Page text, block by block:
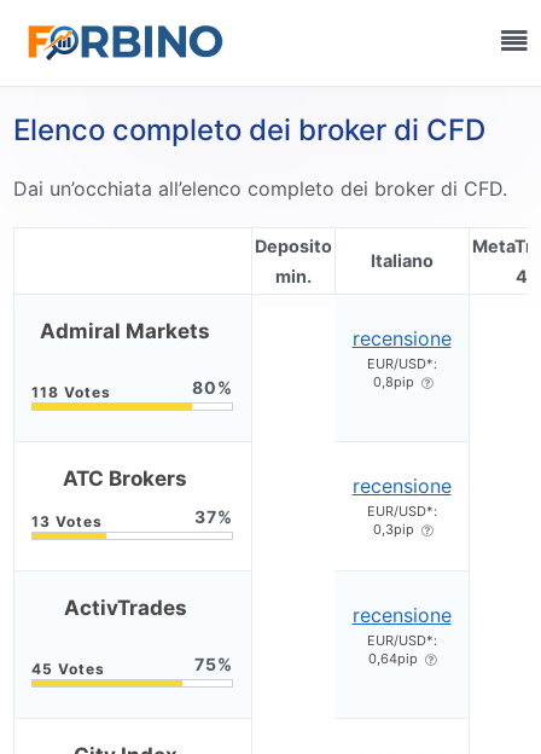
Elenco completo dei broker di CFD
Dai un’occhiata all’elenco completo dei broker di CFD.
Deposito
min.
Italiano
4
Admiral Markets
80
recensione
EUR/USD*:
0,8pip
ATC Brokers
37
recensione
EUR/USD*:
0,3pip
ActivTrades
75
recensione
EUR/USD*:
0,64pip